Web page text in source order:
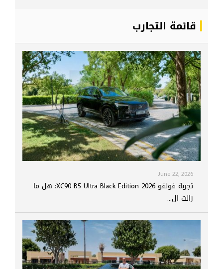
قائمة التجارب
June 22, 2026
تجربة فولفو XC90 B5 Ultra Black Edition 2026: هل ما
زالت ال...